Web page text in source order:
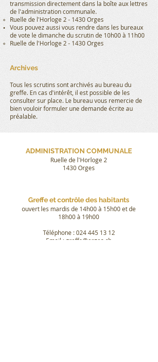
transmission directement dans la boîte aux lettres
de l'administration communale.
Ruelle de l'Horloge 2 - 1430 Orges
Vous pouvez aussi vous rendre dans les bureaux
de vote le dimanche du scrutin de 10h00 à 11h00
Ruelle de l'Horloge 2 - 1430 Orges
Archives
Tous les scrutins sont archivés au bureau du
greffe. En cas d'intérêt, il est possible de les
consulter sur place. Le bureau vous remercie de
bien vouloir formuler une demande écrite au
préalable.
ADMINISTRATION COMMUNALE
Ruelle de l'Horloge 2
1430 Orges
Greffe et contrôle des habitants
ouvert les mardis de 14h00 à 15h00 et de
18h00 à 19h00
Téléphone :024 445 13 12
Email : greffe@orges.ch